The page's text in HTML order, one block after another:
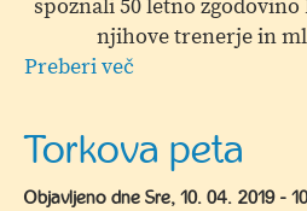
spoznali 50 letno
njihove trenerje in
Preberi več
v
Vili
Torkova peta
Objavljeno dne Sre, 10. 04. 2019 -